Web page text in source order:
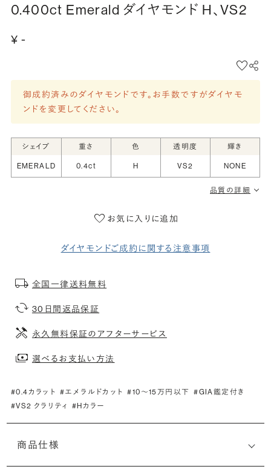
0.400ct Emerald ダイヤモンド H、VS2
¥ -
御成約済みのダイヤモンドです。お手数ですがダイヤモ
ンドを変更してください。
シェイプ 重さ 色 透明度 輝き
EMERALD 0.4ct H VS2 NONE
品質の詳細
お気に入りに追加
ダイヤモンドご成約に関する注意事項
全国一律送料無料
30日間返品保証
永久無料保証のアフターサービス
選べるお支払い方法
#0.4カラット #エメラルドカット #10〜15万円以下 #GIA鑑定付き
#VS2 クラリティ #Hカラー
商品仕様